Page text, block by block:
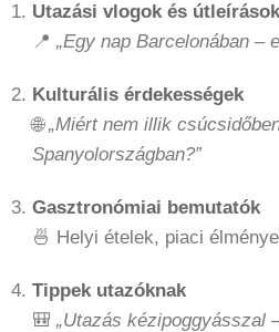
Utazási vlogok és útleírások
📍 „Egy nap Barcelonában –
Kulturális érdekességek
🌐„Miért nem illik
Spanyolországban?”
Gasztronómiai bemutatók
🍜 Helyi ételek, piaci
Tippek utazóknak
🎒 „Utazás kézipoggyásszal